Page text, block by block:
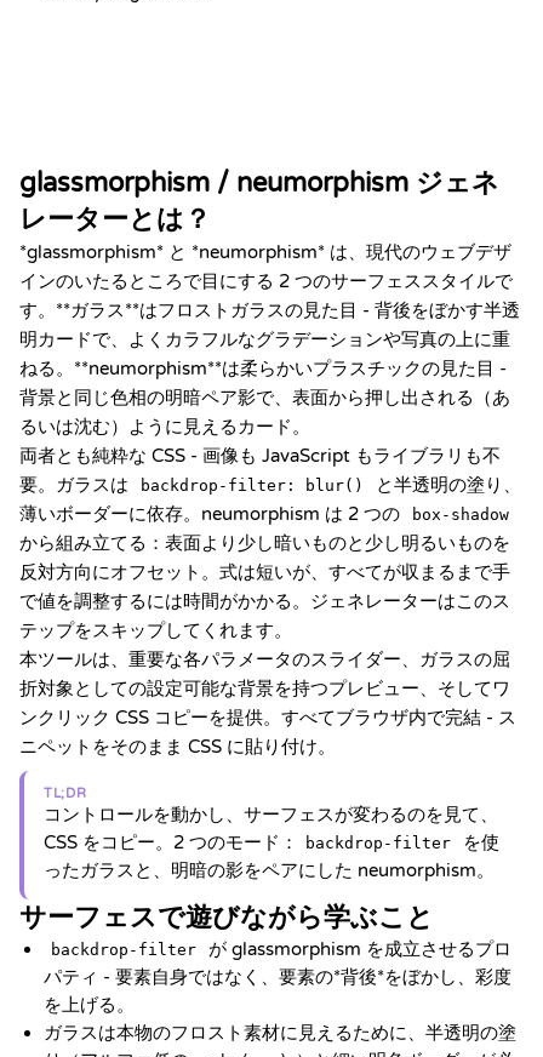
glassmorphism / neumorphism ジェネ
レーターとは？
*glassmorphism* と *neumorphism* は、現代のウェブデザ
インのいたるところで目にする 2 つのサーフェススタイルで
す。**ガラス**はフロストガラスの見た目 - 背後をぼかす半透
明カードで、よくカラフルなグラデーションや写真の上に重
ねる。**neumorphism**は柔らかいプラスチックの見た目 -
背景と同じ色相の明暗ペア影で、表面から押し出される（あ
るいは沈む）ように見えるカード。
両者とも純粋な CSS - 画像も JavaScript もライブラリも不
要。ガラスは
backdrop-filter: blur()
と半透明の塗り、
薄いボーダーに依存。neumorphism は 2 つの
box-shadow
から組み立てる：表面より少し暗いものと少し明るいものを
反対方向にオフセット。式は短いが、すべてが収まるまで手
で値を調整するには時間がかかる。ジェネレーターはこのス
テップをスキップしてくれます。
本ツールは、重要な各パラメータのスライダー、ガラスの屈
折対象としての設定可能な背景を持つプレビュー、そしてワ
ンクリック CSS コピーを提供。すべてブラウザ内で完結 - ス
ニペットをそのまま CSS に貼り付け。
TL;DR
コントロールを動かし、サーフェスが変わるのを見て、
CSS をコピー。2 つのモード：
backdrop-filter
を使
ったガラスと、明暗の影をペアにした neumorphism。
サーフェスで遊びながら学ぶこと
backdrop-filter
が glassmorphism を成立させるプロ
パティ - 要素自身ではなく、要素の*背後*をぼかし、彩度
を上げる。
ガラスは本物のフロスト素材に見えるために、半透明の塗